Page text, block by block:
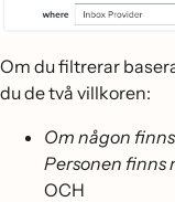
Om du filtrerar
du de två villkoren:
Om någon
Personen finns
OCH